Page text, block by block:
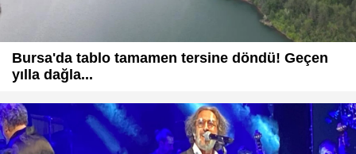
Bursa'da tablo tamamen tersine döndü! Geçen
yılla dağla...